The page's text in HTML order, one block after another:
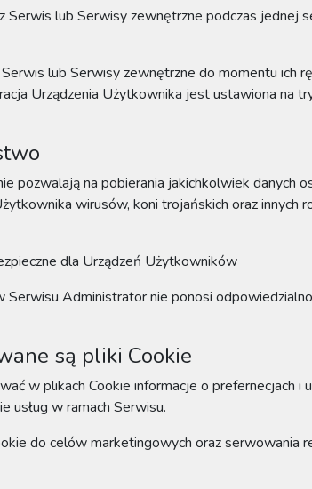
Serwis lub Serwisy zewnętrzne podczas jednej
lub Serwisy zewnętrzne do momentu ich
Urządzenia Użytkownika jest ustawiona na
pozwalają na pobierania jakichkolwiek danych
wirusów, koni trojańskich oraz innych
dla Urządzeń Użytkowników
Administrator nie ponosi
są pliki Cookie
w plikach Cookie informacje o prefernecjach i
usług w ramach Serwisu.
do celów marketingowych oraz serwowania